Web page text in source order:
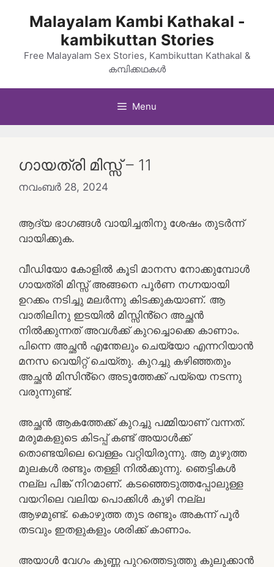
Malayalam Kambi Kathakal -
kambikuttan Stories
Free Malayalam Sex Stories, Kambikuttan Kathakal &
കമ്പിക്കഥകൾ
Menu
ഗായത്രി മിസ്സ്‌ – 11
നവംബർ 28, 2024
ആദ്യ ഭാഗങ്ങൾ വായിച്ചതിനു ശേഷം തുടർന്ന്
വായിക്കുക.
വീഡിയോ കോളിൽ കൂടി മാനസ നോക്കുമ്പോൾ
ഗായത്രി മിസ്സ്‌ അങ്ങനെ പൂർണ നഗ്നയായി
ഉറക്കം നടിച്ചു മലർന്നു കിടക്കുകയാണ്. ആ
വാതിലിനു ഇടയിൽ മിസ്സിൻ്റെ അച്ഛൻ
നിൽക്കുന്നത് അവൾക്ക് കുറച്ചൊക്കെ കാണാം.
പിന്നെ അച്ഛൻ എന്തേലും ചെയ്യോ എന്നറിയാൻ
മനസ വെയിറ്റ് ചെയ്തു. കുറച്ചു കഴിഞ്ഞതും
അച്ഛൻ മിസിൻ്റെ അടുത്തേക്ക് പയ്യെ നടന്നു
വരുന്നുണ്ട്.
അച്ഛൻ ആകത്തേക്ക് കുറച്ചു പമ്മിയാണ് വന്നത്.
മരുമകളുടെ കിടപ്പ് കണ്ട് അയാൾക്ക്
തൊണ്ടയിലെ വെള്ളം വറ്റിയിരുന്നു. ആ മുഴുത്ത
മുലകൾ രണ്ടും തള്ളി നിൽക്കുന്നു. ഞെട്ടികൾ
നല്ല പിങ്ക് നിറമാണ്. കടഞ്ഞെടുത്തപ്പോലുള്ള
വയറിലെ വലിയ പൊക്കിൾ കുഴി നല്ല
ആഴമുണ്ട്. കൊഴുത്ത തുട രണ്ടും അകന്ന് പൂർ
തടവും ഇതളുകളും ശരിക്ക് കാണാം.
അയാൾ വേഗം കുണ്ണ പുറത്തെടുത്തു കുലുക്കാൻ